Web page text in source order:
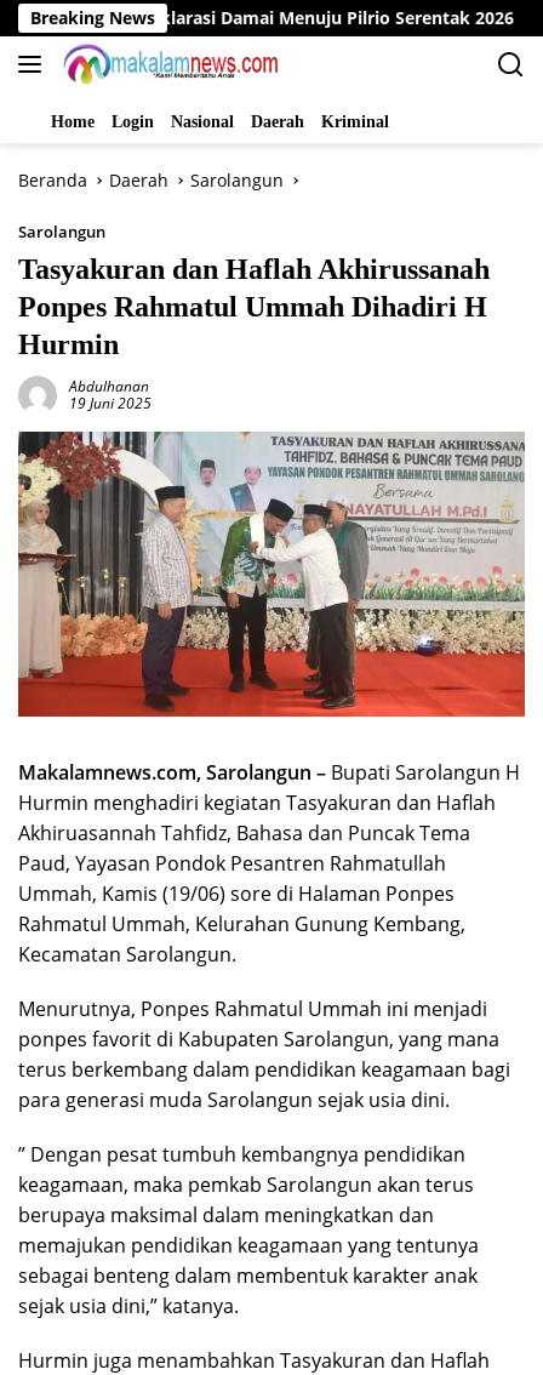
Langsung
ke
konten
Breaking News
Deklarasi Damai Menuju Pilrio Serentak 2026
Home Login Nasional Daerah Kriminal
Beranda Daerah Sarolangun
Sarolangun
Tasyakuran dan Haflah Akhirussanah
Ponpes Rahmatul Ummah Dihadiri H
Hurmin
Abdulhanan
19 Juni 2025
Makalamnews.com, Sarolangun – Bupati Sarolangun H
Hurmin menghadiri kegiatan Tasyakuran dan Haflah
Akhiruasannah Tahfidz, Bahasa dan Puncak Tema
Paud, Yayasan Pondok Pesantren Rahmatullah
Ummah, Kamis (19/06) sore di Halaman Ponpes
Rahmatul Ummah, Kelurahan Gunung Kembang,
Kecamatan Sarolangun.
Menurutnya, Ponpes Rahmatul Ummah ini menjadi
ponpes favorit di Kabupaten Sarolangun, yang mana
terus berkembang dalam pendidikan keagamaan bagi
para generasi muda Sarolangun sejak usia dini.
” Dengan pesat tumbuh kembangnya pendidikan
keagamaan, maka pemkab Sarolangun akan terus
berupaya maksimal dalam meningkatkan dan
memajukan pendidikan keagamaan yang tentunya
sebagai benteng dalam membentuk karakter anak
sejak usia dini,” katanya.
Hurmin juga menambahkan Tasyakuran dan Haflah